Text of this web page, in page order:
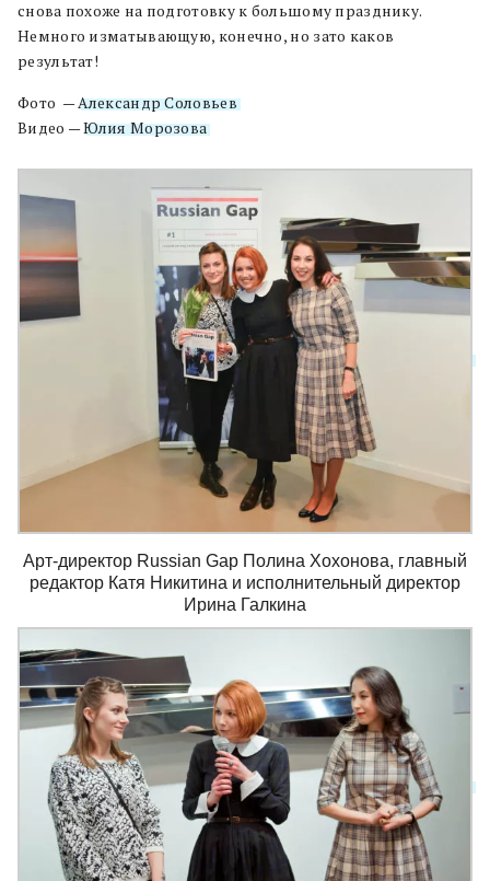
снова похоже на подготовку к большому празднику.
Немного изматывающую, конечно, но зато каков
результат!
Фото —Александр Соловьев.
Видео —Юлия Морозова.
Арт-директор Russian Gap Полина Хохонова, главный
редактор Катя Никитина и исполнительный директор
Ирина Галкина